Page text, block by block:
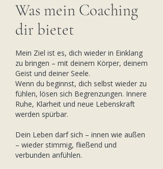
Was mein Coaching
dir bietet
Mein Ziel ist es, dich wieder in Einklang
zu bringen – mit deinem Körper, deinem
Geist und deiner Seele.
Wenn du beginnst, dich selbst wieder zu
fühlen, lösen sich Begrenzungen. Innere
Ruhe, Klarheit und neue Lebenskraft
werden spürbar.
Dein Leben darf sich – innen wie außen
– wieder stimmig, fließend und
verbunden anfühlen.